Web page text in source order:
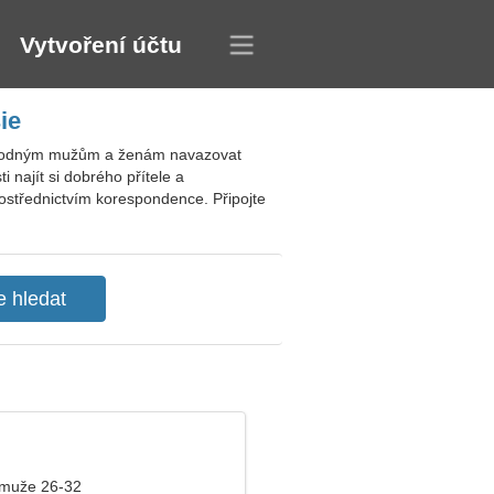
Vytvoření účtu
mužům a ženám navazovat
najít si dobrého přítele a
korespondence. Připojte
26-32